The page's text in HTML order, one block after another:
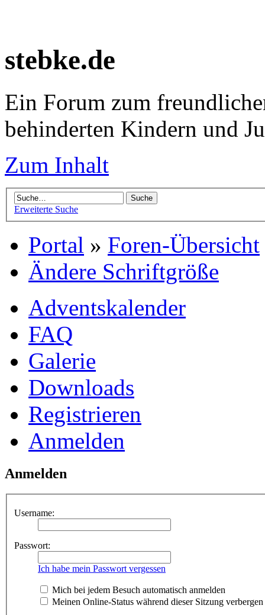
stebke.de
Ein Forum zum
behinderten Kindern und
Zum Inhalt
Erweiterte Suche
Portal » Foren-Übersicht
Ändere Schriftgröße
Adventskalender
FAQ
Galerie
Downloads
Registrieren
Anmelden
Anmelden
Username:
Passwort:
Ich habe mein Passwort vergessen
Mich bei jedem Besuch automatisch anmelden
Meinen Online-Status während dieser Sitzung verbergen